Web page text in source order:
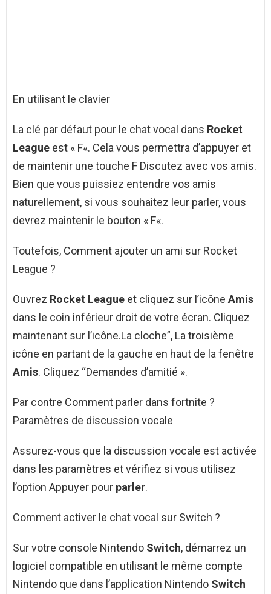
En utilisant le clavier
La clé par défaut pour le chat vocal dans Rocket
League est « F«. Cela vous permettra d’appuyer et
de maintenir une touche F Discutez avec vos amis.
Bien que vous puissiez entendre vos amis
naturellement, si vous souhaitez leur parler, vous
devrez maintenir le bouton « F«.
Toutefois, Comment ajouter un ami sur Rocket
League ?
Ouvrez Rocket League et cliquez sur l’icône Amis
dans le coin inférieur droit de votre écran. Cliquez
maintenant sur l’icône.La cloche”, La troisième
icône en partant de la gauche en haut de la fenêtre
Amis. Cliquez “Demandes d’amitié ».
Par contre Comment parler dans fortnite ?
Paramètres de discussion vocale
Assurez-vous que la discussion vocale est activée
dans les paramètres et vérifiez si vous utilisez
l’option Appuyer pour parler.
Comment activer le chat vocal sur Switch ?
Sur votre console Nintendo Switch, démarrez un
logiciel compatible en utilisant le même compte
Nintendo que dans l’application Nintendo Switch